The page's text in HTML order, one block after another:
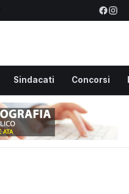
Sindacati Concorsi